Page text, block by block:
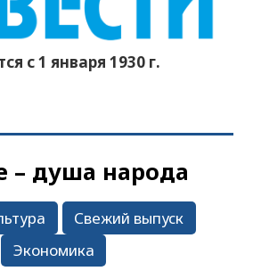
с 1 января 1930 г.
– душа народа
Свежий выпуск
Экономика